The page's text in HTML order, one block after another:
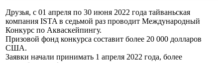
Друзья, с 01 апреля по 30 июня 2022 года тайваньская
компания ISTA в седьмой раз проводит Международный
Конкурс по Акваскейпингу.
Призовой фонд конкурса составит более 20 000 долларов
США.
Заявки начали принимать 1 апреля 2022 года, более